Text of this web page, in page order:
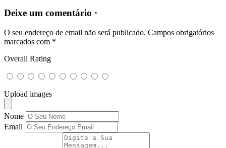
Deixe um comentário ·
O seu endereço de email não será publicado. Campos obrigatórios
marcados com *
Overall Rating
Upload images
Nome
Email